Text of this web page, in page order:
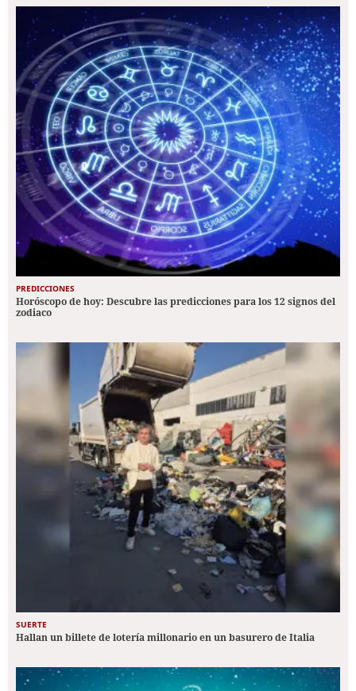
PREDICCIONES
Horóscopo de hoy: Descubre las predicciones para los 12 signos del
zodiaco
SUERTE
Hallan un billete de lotería millonario en un basurero de Italia